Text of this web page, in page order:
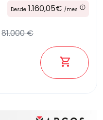
Desde 1.160,05€ /mes
81.000 €